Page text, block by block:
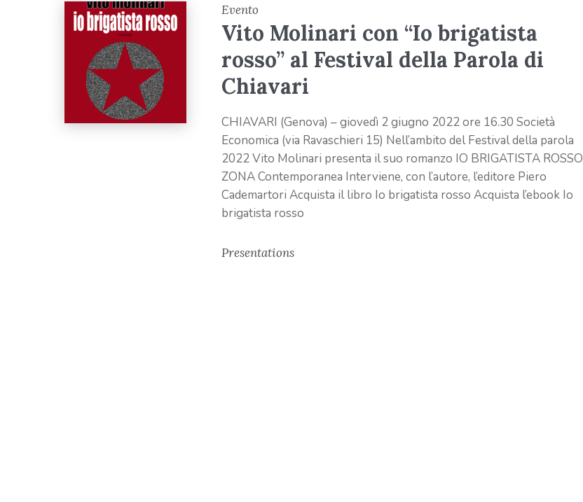
Evento
Vito Molinari con “Io brigatista
rosso” al Festival della Parola di
Chiavari
CHIAVARI (Genova) – giovedì 2 giugno 2022 ore 16.30 Società
Economica (via Ravaschieri 15) Nell’ambito del Festival della parola
2022 Vito Molinari presenta il suo romanzo IO BRIGATISTA ROSSO
ZONA Contemporanea Interviene, con l’autore, l’editore Piero
Cademartori Acquista il libro Io brigatista rosso Acquista l’ebook Io
brigatista rosso
Presentations